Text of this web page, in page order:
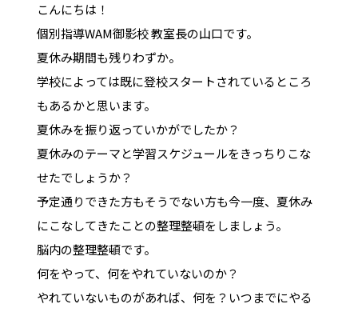
こんにちは！
個別指導WAM御影校 教室長の山口です。
夏休み期間も残りわずか。
学校によっては既に登校スタートされているところ
もあるかと思います。
夏休みを振り返っていかがでしたか？
夏休みのテーマと学習スケジュールをきっちりこな
せたでしょうか？
予定通りできた方もそうでない方も今一度、夏休み
にこなしてきたことの整理整頓をしましょう。
脳内の整理整頓です。
何をやって、何をやれていないのか？
やれていないものがあれば、何を？いつまでにやる